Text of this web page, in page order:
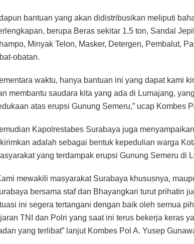
bantuan yang akan didistribusikan meliputi
berupa Beras sekitar 1.5 ton, Sandal
Minyak Telon, Masker, Detergen, Pembalut,
obatan.
waktu, hanya bantuan ini yang dapat kami
membantu saudara kita yang ada di Lumajang,
atas erupsi Gunung Semeru,” ucap Kombes
Kapolrestabes Surabaya juga
adalah sebagai bentuk kepedulian warga
yang terdampak erupsi Gunung Semeru di
mewakili masyarakat Surabaya khususnya,
bersama staf dan Bhayangkari turut prihatin
ini segera tertangani dengan baik oleh semua
TNI dan Polri yang saat ini terus bekerja keras
yang terlibat” lanjut Kombes Pol A. Yusep